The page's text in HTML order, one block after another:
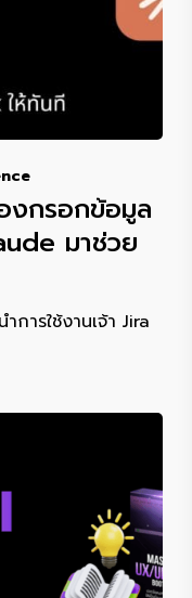
งกรอกข้อมูล
มาช่วย
การใช้งานเจ้า Jira